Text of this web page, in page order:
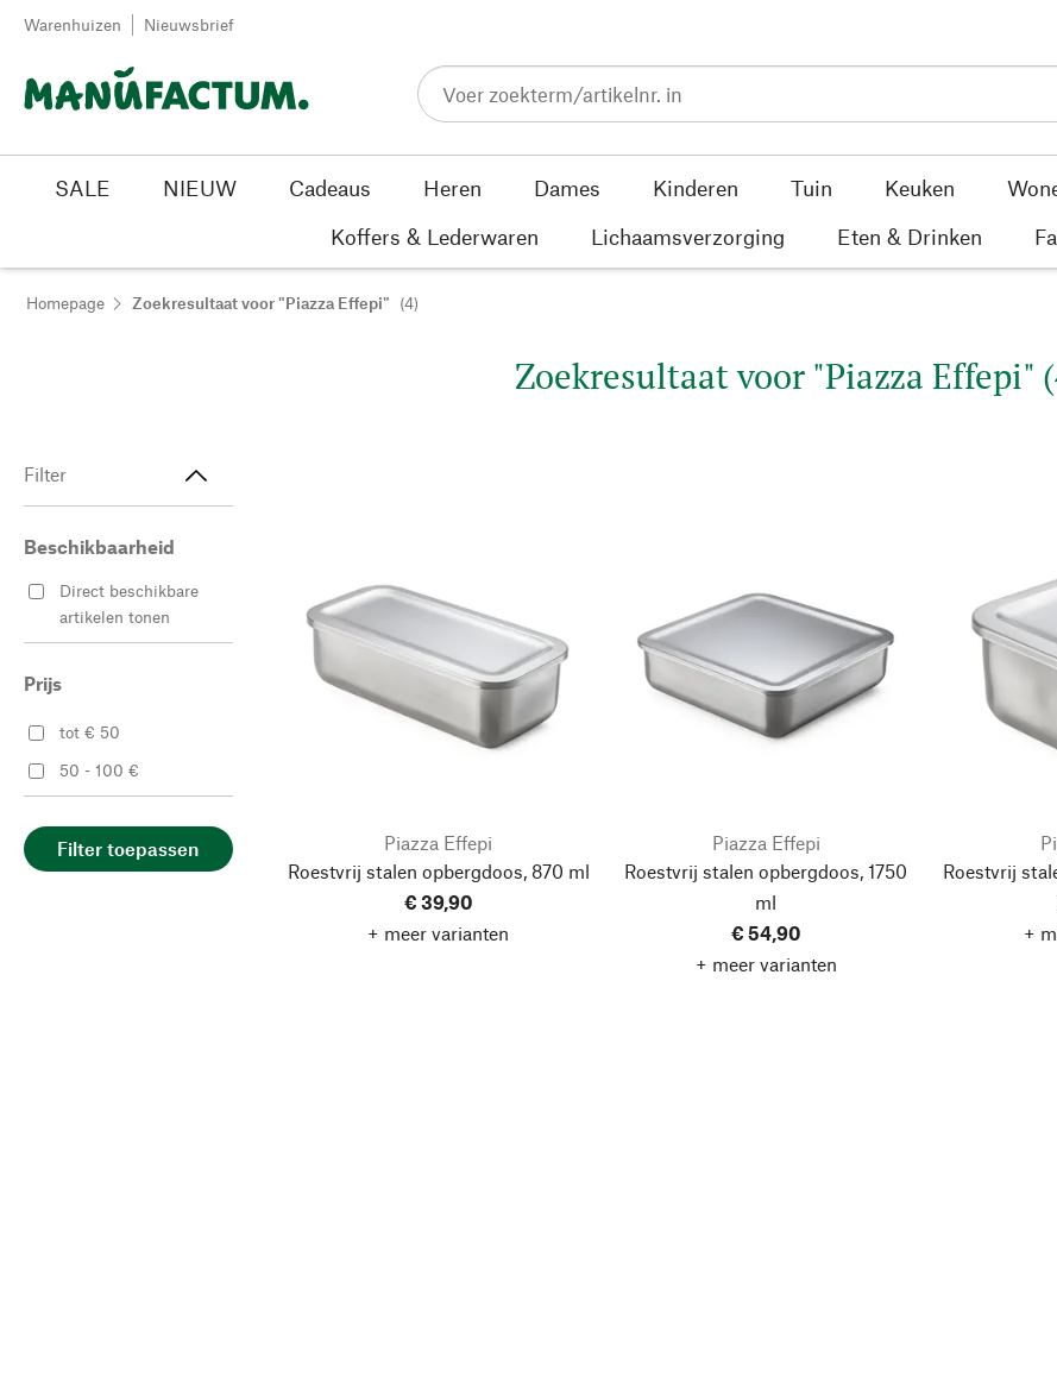
Passer au contenu
Warenhuizen Nieuwsbrief
SALE NIEUW Cadeaus Heren Dames Kinderen Tuin Keuken
Koffers & Lederwaren
Lichaamsverzorging Eten & Drinken
Homepage Zoekresultaat voor "Piazza Effepi" (4)
Zoekresultaat voor "Piazza Effepi"
Filter
Beschikbaarheid
Direct beschikbare
artikelen tonen
Prijs
tot € 50
50 - 100 €
Filter toepassen
Piazza Effepi
Roestvrij stalen opbergdoos, 870 ml
€ 39,90
+ meer varianten
Piazza Effepi
Roestvrij stalen opbergdoos, 1750
ml
€ 54,90
+ meer varianten
Roestvrij
+